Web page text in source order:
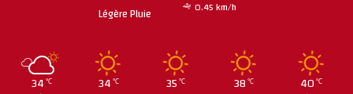
Légère Pluie
0.45 km/h
34 ℃ 34 ℃ 35 ℃ 38 ℃ 40℃